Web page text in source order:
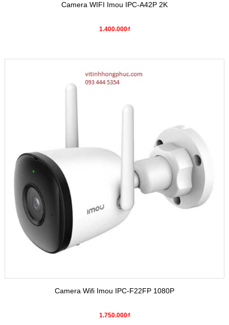
Camera WIFI Imou IPC-A42P 2K
1.400.000₫
Camera Wifi Imou IPC-F22FP 1080P
1.750.000₫